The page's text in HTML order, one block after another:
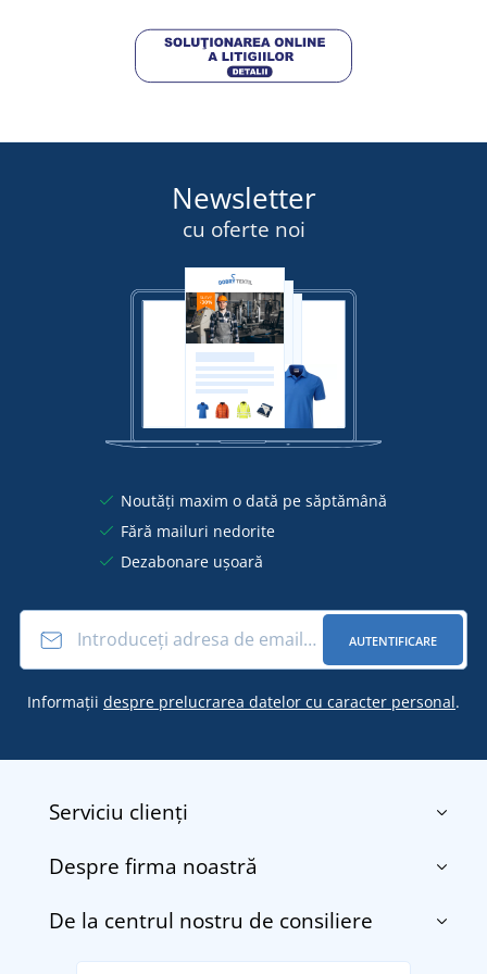
Newsletter
cu oferte noi
Noutăți maxim o dată pe săptămână
Fără mailuri nedorite
Dezabonare ușoară
AUTENTIFICARE
Informații despre prelucrarea datelor cu caracter personal.
Serviciu clienți
Contact
Transport și plată
Returnarea bunurilor și reclamații
Despre firma noastră
Despre noi
De la centrul nostru de consiliere